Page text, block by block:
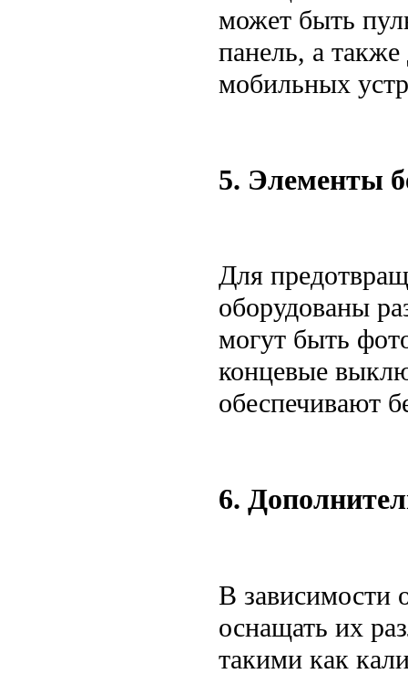
может быть
панель, а
мобильных
5. Элементы
Для
оборудованы
могут быть
концевые
обеспечивают
6.
В зависимости
оснащать их
такими как